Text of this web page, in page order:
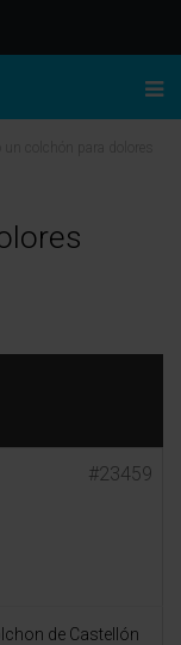
#23459
de Castellón